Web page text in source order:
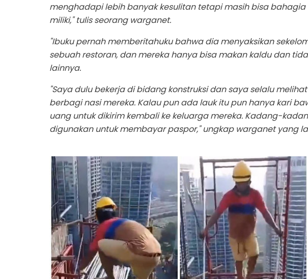
menghadapi lebih banyak kesulitan tetapi masih bisa
miliki," tulis seorang warganet.
"Ibuku pernah memberitahuku bahwa dia menyaksikan
sebuah restoran, dan mereka hanya bisa makan kaldu dan
lainnya.
"Saya dulu bekerja di bidang konstruksi dan saya selalu
berbagi nasi mereka. Kalau pun ada lauk itu pun hanya kari
uang untuk dikirim kembali ke keluarga mereka. Kadang-
digunakan untuk membayar paspor," ungkap warganet yang